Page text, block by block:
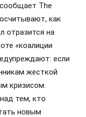
The
как
отразится на
«коалиции
если
жесткой
кризисом.
тем, кто
новым